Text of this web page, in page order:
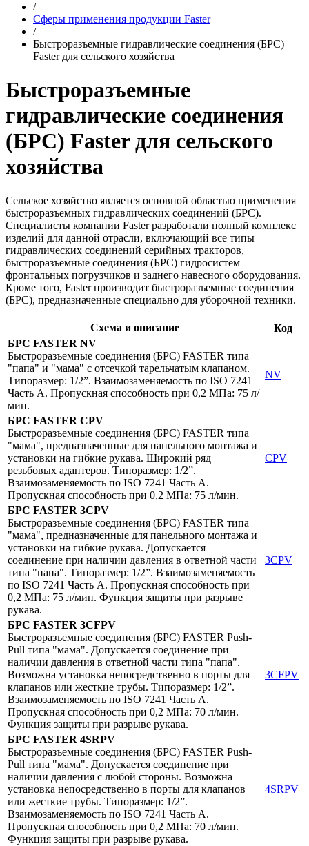
/
Сферы применения продукции Faster
/
Быстроразъемные гидравлические соединения (БРС)
Faster для сельского хозяйства
Быстроразъемные
гидравлические соединения
(БРС) Faster для сельского
хозяйства
Сельское хозяйство является основной областью применения
быстроразъемных гидравлических соединений (БРС).
Специалисты компании Faster разработали полный комплекс
изделий для данной отрасли, включающий все типы
гидравлических соединений серийных тракторов,
быстроразъемные соединения (БРС) гидросистем
фронтальных погрузчиков и заднего навесного оборудования.
Кроме того, Faster производит быстроразъемные соединения
(БРС), предназначенные специально для уборочной техники.
Схема и описание
Код
БРС FASTER NV
Быстроразъемные соединения (БРС) FASTER типа
"папа" и "мама" с отсечкой тарельчатым клапаном.
Типоразмер: 1/2”. Взаимозаменяемость по ISO 7241
Часть A. Пропускная способность при 0,2 МПа: 75 л/
мин.
NV
БРС FASTER CPV
Быстроразъемные соединения (БРС) FASTER типа
"мама", предназначенные для панельного монтажа и
установки на гибкие рукава. Широкий ряд
резьбовых адаптеров. Типоразмер: 1/2”.
Взаимозаменяемость по ISO 7241 Часть A.
Пропускная способность при 0,2 МПа: 75 л/мин.
CPV
БРС FASTER 3CPV
Быстроразъемные соединения (БРС) FASTER типа
"мама", предназначенные для панельного монтажа и
установки на гибкие рукава. Допускается
соединение при наличии давления в ответной части
типа "папа". Типоразмер: 1/2”. Взаимозаменяемость
по ISO 7241 Часть A. Пропускная способность при
0,2 МПа: 75 л/мин. Функция защиты при разрыве
рукава.
3CPV
БРС FASTER 3CFPV
Быстроразъемные соединения (БРС) FASTER Push-
Pull типа "мама". Допускается соединение при
наличии давления в ответной части типа "папа".
Возможна установка непосредственно в порты для
клапанов или жесткие трубы. Типоразмер: 1/2”.
Взаимозаменяемость по ISO 7241 Часть A.
Пропускная способность при 0,2 МПа: 70 л/мин.
Функция защиты при разрыве рукава.
3CFPV
БРС FASTER 4SRPV
Быстроразъемные соединения (БРС) FASTER Push-
Pull типа "мама". Допускается соединение при
наличии давления с любой стороны. Возможна
установка непосредственно в порты для клапанов
или жесткие трубы. Типоразмер: 1/2”.
Взаимозаменяемость по ISO 7241 Часть A.
Пропускная способность при 0,2 МПа: 70 л/мин.
Функция защиты при разрыве рукава.
4SRPV